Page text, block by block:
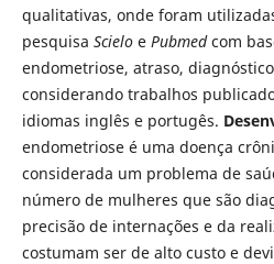
qualitativas, onde foram
pesquisa Scielo e Pubmedcom
endometriose, atraso,
considerando trabalhos
idiomas inglês e portugês.
endometriose é uma doença
considerada um problema de
número de mulheres que são
precisão de internações e da
costumam ser de alto custo e